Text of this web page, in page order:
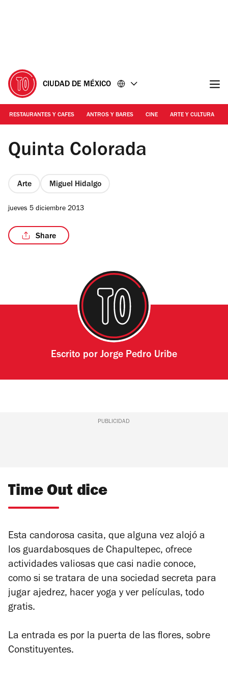
CIUDAD DE MÉXICO
RESTAURANTES Y CAFES ANTROS Y BARES CINE ARTE Y CULTURA
Foto: Tomada del sitio Chapultepec.org.mx
Quinta Colorada
Arte Miguel Hidalgo
jueves 5 diciembre 2013
Share
Escrito por Jorge Pedro Uribe
PUBLICIDAD
Time Out dice
Esta candorosa casita, que alguna vez alojó a
los guardabosques de Chapultepec, ofrece
actividades valiosas que casi nadie conoce,
como si se tratara de una sociedad secreta para
jugar ajedrez, hacer yoga y ver películas, todo
gratis.
La entrada es por la puerta de las flores, sobre
Constituyentes.